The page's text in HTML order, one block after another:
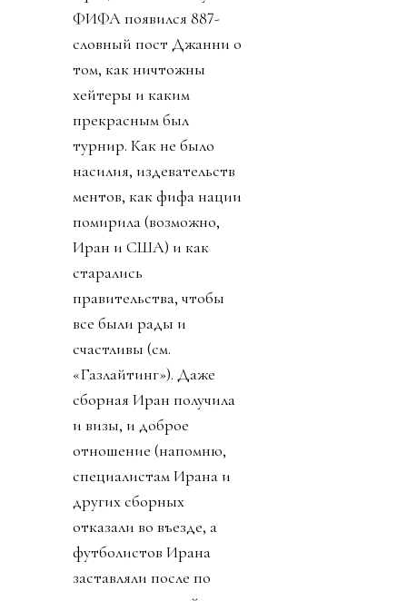
ФИФА появился 887-
словный пост Джанни о
том, как ничтожны
хейтеры и каким
прекрасным был
турнир. Как не было
насилия, издевательств
ментов, как фифа нации
помирила (возможно,
Иран и США) и как
старались
правительства, чтобы
все были рады и
счастливы (см.
«Газлайтинг»). Даже
сборная Иран получила
и визы, и доброе
отношение (напомню,
специалистам Ирана и
других сборных
отказали во въезде, а
футболистов Ирана
заставляли после по